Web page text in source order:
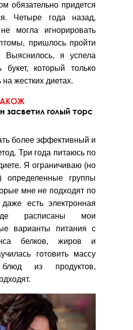
обязательно придется
Четыре года назад,
могла игнорировать
пришлось пройти
Выяснилось, я успела
букет, который только
жестких диетах.
засветил голый торс
более эффективный и
Три года питаюсь по
Я ограничиваю (но
определенные группы
мне не подходят по
есть электронная
расписаны мои
варианты питания с
белков, жиров и
готовить массу
блюд из продуктов,